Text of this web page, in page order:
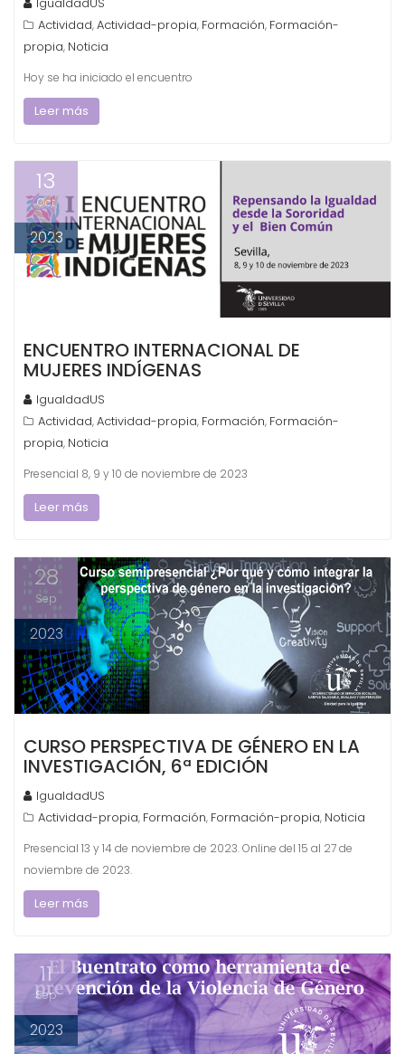
Actividad,Actividad-propia, Formación, Formación-
propia, Noticia
Hoy se ha iniciado el encuentro
Leer más
13
Oct
2023
ENCUENTRO INTERNACIONAL DE
MUJERES INDÍGENAS
IgualdadUS
Actividad,Actividad-propia, Formación, Formación-
propia, Noticia
Presencial 8, 9 y 10 de noviembre de 2023
Leer más
28
Sep
2023
CURSO PERSPECTIVA DE GÉNERO EN LA
INVESTIGACIÓN, 6ª EDICIÓN
IgualdadUS
Actividad-propia, Formación, Formación-propia, Noticia
Presencial 13 y 14 de noviembre de 2023. Online del 15 al 27 de
noviembre de 2023.
Leer más
11
Sep
2023